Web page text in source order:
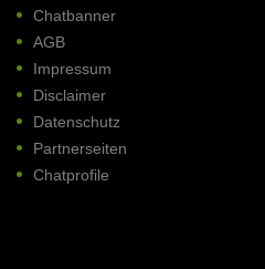
Chatbanner
AGB
Impressum
Disclaimer
Datenschutz
Partnerseiten
Chatprofile